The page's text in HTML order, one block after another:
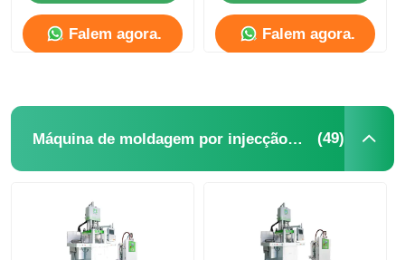
Falem agora. Falem agora.
Máquina de moldagem por injecção de silicone (49)